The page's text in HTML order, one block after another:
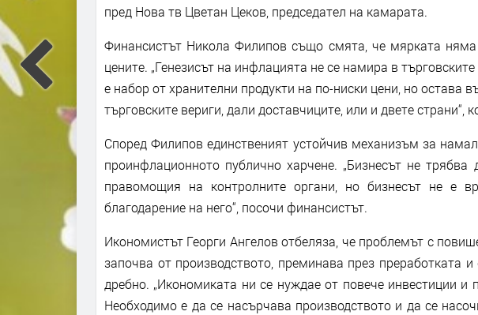
пред Нова тв Цветан Цеков, председател на камарата.
Финансистът Никола Филипов също смята, че мярката
цените. „Генезисът на инфлацията не се намира в
е набор от хранителни продукти на по-ниски цени, но остава
търговските вериги, дали доставчиците, или и двете страни“,
Според Филипов единственият устойчив механизъм за
проинфлационното публично харчене. „Бизнесът не
правомощия на контролните органи, но бизнесът не е
благодарение на него“, посочи финансистът.
Икономистът Георги Ангелов отбеляза, че проблемът с
започва от производството, преминава през преработката
дребно. „Икономиката ни се нуждае от повече инвестиции и
Необходимо е да се насърчава производството и да се